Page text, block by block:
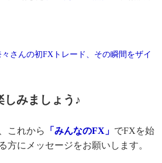
さんの初FXトレード、その瞬間をザイ
みましょう♪
これから 「みんなのFX」 でFXを始
方にメッセージをお願いします。